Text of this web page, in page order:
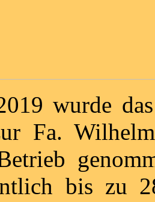
wurde
Fa.
bis zu